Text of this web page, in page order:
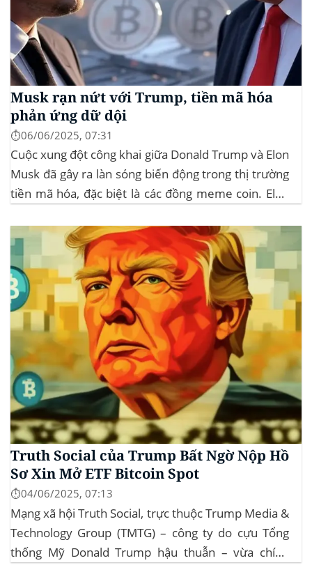
Musk rạn nứt với Trump, tiền mã hóa
phản ứng dữ dội
⏱️06/06/2025, 07:31
Cuộc xung đột công khai giữa Donald Trump và Elon
Musk đã gây ra làn sóng biến động trong thị trường
tiền mã hóa, đặc biệt là các đồng meme coin. Elon
Government Efficiency) và chỉ trích dự luật “Big
Beautiful Bill” của Trump,...
Truth Social của Trump Bất Ngờ Nộp Hồ
Sơ Xin Mở ETF Bitcoin Spot
⏱️04/06/2025, 07:13
Mạng xã hội Truth Social, trực thuộc Trump Media &
Technology Group (TMTG) – công ty do cựu Tổng
thống Mỹ Donald Trump hậu thuẫn – vừa chính